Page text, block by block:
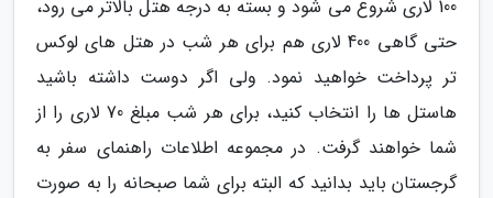
100 لاری شروع می شود و بسته به درجه هتل بالاتر می رود،
حتی گاهی 400 لاری هم برای هر شب در هتل های لوکس
تر پرداخت خواهید نمود. ولی اگر دوست داشته باشید
هاستل ها را انتخاب کنید، برای هر شب مبلغ 70 لاری را از
شما خواهند گرفت. در مجموعه اطلاعات راهنمای سفر به
گرجستان باید بدانید که البته برای شما صبحانه را به صورت